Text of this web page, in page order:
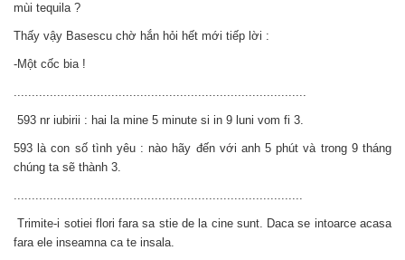
mùi tequila ?
Thấy vậy Basescu chờ hắn hỏi hết mới tiếp lời :
-Một cốc bia !
.................................................................................
593 nr iubirii : hai la mine 5 minute si in 9 luni vom fi 3.
593 là con số tình yêu : nào hãy đến với anh 5 phút và trong 9 tháng
chúng ta sẽ thành 3.
................................................................................
Trimite-i sotiei flori fara sa stie de la cine sunt. Daca se intoarce acasa
fara ele inseamna ca te insala.